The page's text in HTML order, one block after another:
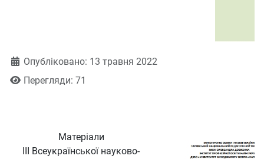
ДеталіОпубліковано: 13 травня 2022
Перегляди: 71
Матеріали
ІІІ Всеукраїнської науково-